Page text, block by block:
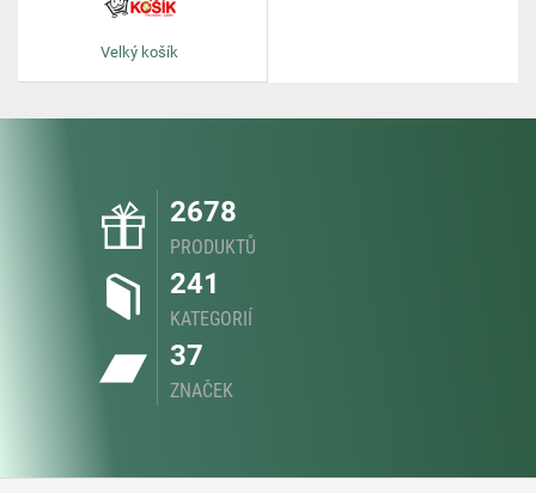
Velký košík
2678
PRODUKTŮ
241
KATEGORIÍ
37
ZNAČEK